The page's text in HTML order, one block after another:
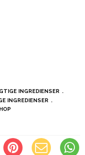
INGREDIENSER
INGREDIENSER